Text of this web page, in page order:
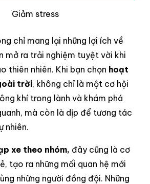
Giảm stress
chỉ mang lại những lợi ích về
mở ra trải nghiệm tuyệt vời khi
thiên nhiên. Khi bạn chọn hoạt
trời, không chỉ là một cơ hội
khí trong lành và khám phá
mà còn là dịp để tương tác
nhiên.
xe theo nhóm, đây cũng là cơ
tạo ra những mối quan hệ mới
những người đồng đội. Những